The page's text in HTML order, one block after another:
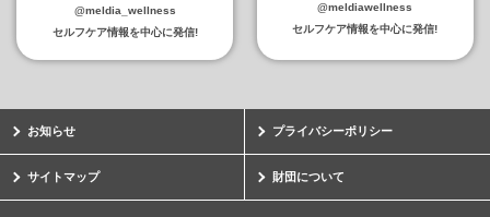
@meldia_wellness
セルフケア情報を中心に発信!
@meldiawellness
セルフケア情報を中心に発信!
お知らせ プライバシーポリシー
サイトマップ 財団について